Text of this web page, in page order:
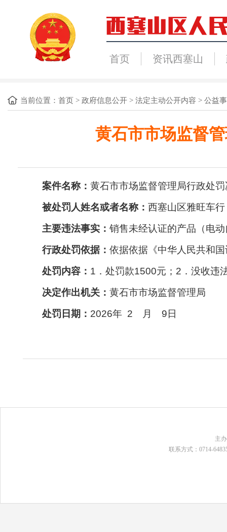
首页 资讯西塞山
当前位置： 首页 > 政府信息公开 > 法定主动公开内容 > 公益
黄石市市场监督
案件名称： 黄石市市场监督管理局行政处
被处罚人姓名或者名称： 西塞山区雅旺车行
主要违法事实： 销售未经认证的产品（电
行政处罚依据： 依据依据《中华人民共和
处罚内容： 1．处罚款1500元； 2．没收违
决定作出机关： 黄石市市场监督管理局
处罚日期： 2026年 2 月 9日
主
联系方式：0714-